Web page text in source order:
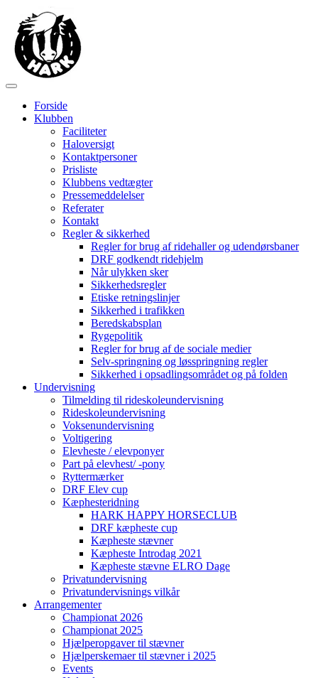
Forside
Klubben
Faciliteter
Haloversigt
Kontaktpersoner
Prisliste
Klubbens vedtægter
Pressemeddelelser
Referater
Kontakt
Regler & sikkerhed
Regler for brug af ridehaller og udendørsbaner
DRF godkendt ridehjelm
Når ulykken sker
Sikkerhedsregler
Etiske retningslinjer
Sikkerhed i trafikken
Beredskabsplan
Rygepolitik
Regler for brug af de sociale medier
Selv-springning og løsspringning regler
Sikkerhed i opsadlingsområdet og på folden
Undervisning
Tilmelding til rideskoleundervisning
Rideskoleundervisning
Voksenundervisning
Voltigering
Elevheste / elevponyer
Part på elevhest/ -pony
Ryttermærker
DRF Elev cup
Kæphesteridning
HARK HAPPY HORSECLUB
DRF kæpheste cup
Kæpheste stævner
Kæpheste Introdag 2021
Kæpheste stævne ELRO Dage
Privatundervisning
Privatundervisnings vilkår
Arrangementer
Championat 2026
Championat 2025
Hjælperopgaver til stævner
Hjælperskemaer til stævner i 2025
Events